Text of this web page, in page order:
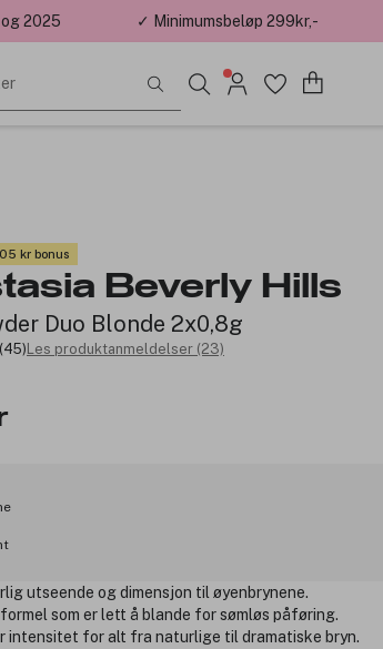
2025 ✓ Minimumsbeløp 299kr,-
kr bonus
Beverly Hills
Duo Blonde 2x0,8g
(45) Les produktanmeldelser (23)
utseende og dimensjon til øyenbrynene.
som er lett å blande for sømløs påføring.
intensitet for alt fra naturlige til dramatiske bryn.